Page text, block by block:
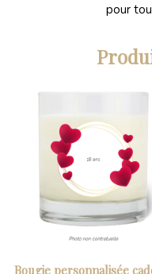
pour
Bougie personnalisée